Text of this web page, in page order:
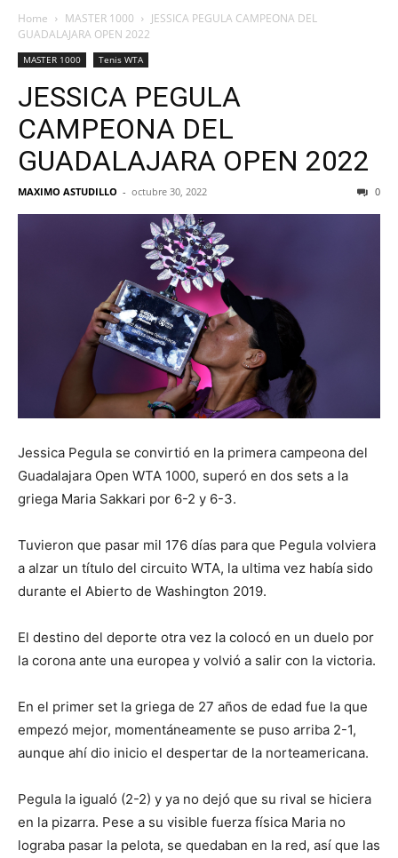
Home MASTER 1000
JESSICA PEGULA CAMPEONA DEL
GUADALAJARA OPEN 2022
MASTER 1000 Tenis WTA
JESSICA PEGULA
CAMPEONA DEL
GUADALAJARA OPEN 2022
MAXIMO ASTUDILLO - octubre 30, 2022 0
Jessica Pegula se convirtió en la primera campeona del
Guadalajara Open WTA 1000, superó en dos sets a la
griega Maria Sakkari por 6-2 y 6-3.
Tuvieron que pasar mil 176 días para que Pegula volviera
a alzar un título del circuito WTA, la ultima vez había sido
durante el Abierto de Washington 2019.
El destino del deporte otra vez la colocó en un duelo por
la corona ante una europea y volvió a salir con la victoria.
En el primer set la griega de 27 años de edad fue la que
empezó mejor, momentáneamente se puso arriba 2-1,
aunque ahí dio inicio el despertar de la norteamericana.
Pegula la igualó (2-2) y ya no dejó que su rival se hiciera
en la pizarra. Pese a su visible fuerza física Maria no
lograba pasar la pelota, se quedaban en la red, así que las